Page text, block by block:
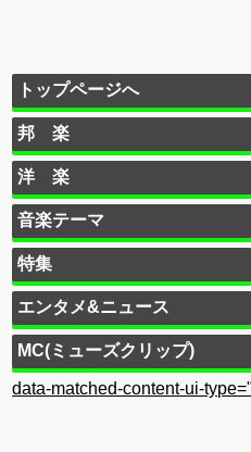
トップページへ
邦 楽
洋 楽
音楽テーマ
特集
エンタメ&ニュース
MC(ミューズクリップ)
data-matched-content-ui-